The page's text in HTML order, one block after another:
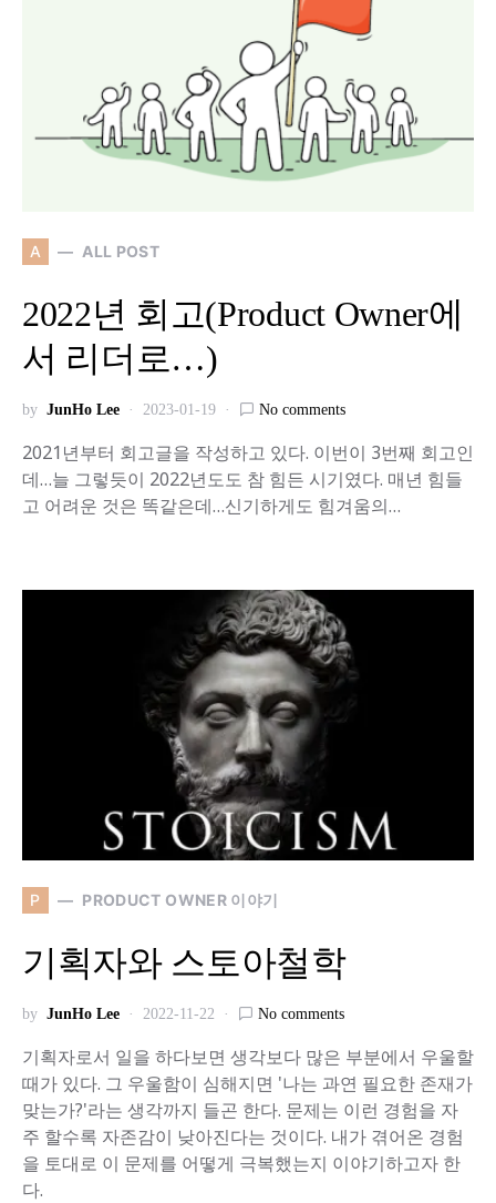
A ALL POST
2022년 회고(Product Owner에
서 리더로…)
by JunHo Lee 2023-01-19 No comments
2021년부터 회고글을 작성하고 있다. 이번이 3번째 회고인
데…늘 그렇듯이 2022년도도 참 힘든 시기였다. 매년 힘들
고 어려운 것은 똑같은데…신기하게도 힘겨움의…
P PRODUCT OWNER 이야기
기획자와 스토아철학
by JunHo Lee 2022-11-22 No comments
기획자로서 일을 하다보면 생각보다 많은 부분에서 우울할
때가 있다. 그 우울함이 심해지면 '나는 과연 필요한 존재가
맞는가?'라는 생각까지 들곤 한다. 문제는 이런 경험을 자
주 할수록 자존감이 낮아진다는 것이다. 내가 겪어온 경험
을 토대로 이 문제를 어떻게 극복했는지 이야기하고자 한
다.